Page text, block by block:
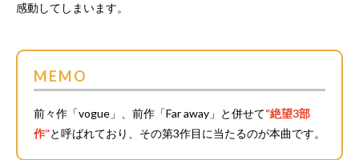
感動してしまいます。
MEMO
前々作「vogue」、前作「Far away」と併せて“絶望3部
作”と呼ばれており、その第3作目に当たるのが本曲です。